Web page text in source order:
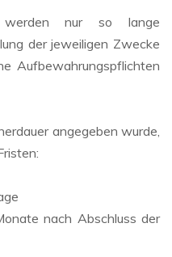
werden nur so lange
der jeweiligen Zwecke
Aufbewahrungspflichten
angegeben wurde,
nach Abschluss der